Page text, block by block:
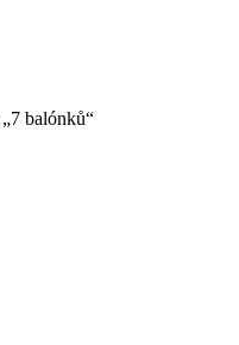
balónků“